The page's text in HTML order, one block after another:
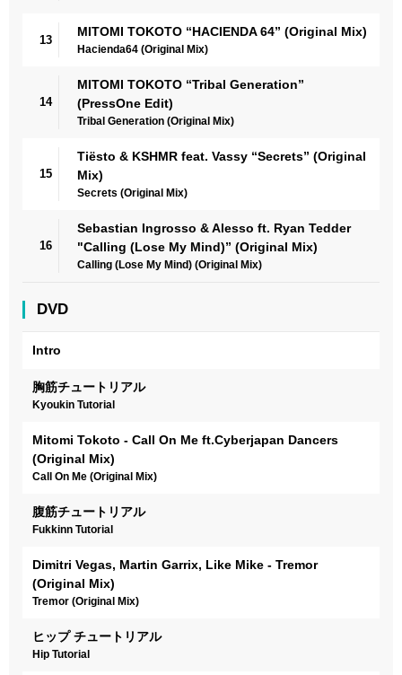
13
MITOMI TOKOTO “HACIENDA 64” (Original Mix)
Hacienda64 (Original Mix)
14
MITOMI TOKOTO “Tribal Generation”
(PressOne Edit)
Tribal Generation (Original Mix)
15
Tiësto & KSHMR feat. Vassy “Secrets” (Original
Mix)
Secrets (Original Mix)
16
Sebastian Ingrosso & Alesso ft. Ryan Tedder
"Calling (Lose My Mind)” (Original Mix)
Calling (Lose My Mind) (Original Mix)
DVD
Intro
胸筋チュートリアル
Kyoukin Tutorial
Mitomi Tokoto - Call On Me ft.Cyberjapan Dancers
(Original Mix)
Call On Me (Original Mix)
腹筋チュートリアル
Fukkinn Tutorial
Dimitri Vegas, Martin Garrix, Like Mike - Tremor
(Original Mix)
Tremor (Original Mix)
ヒップ チュートリアル
Hip Tutorial